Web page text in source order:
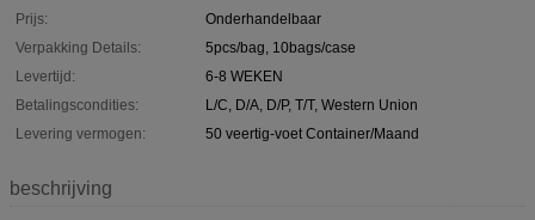
Prijs:
Onderhandelbaar
Verpakking Details:
5pcs/bag, 10bags/case
Levertijd:
6-8 WEKEN
Betalingscondities:
L/C, D/A, D/P, T/T, Western Union
Levering vermogen:
50 veertig-voet Container/Maand
beschrijving